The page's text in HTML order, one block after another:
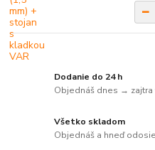
Dodanie do 24 h
Objednáš dnes → zajtra
Všetko skladom
Objednáš a hneď